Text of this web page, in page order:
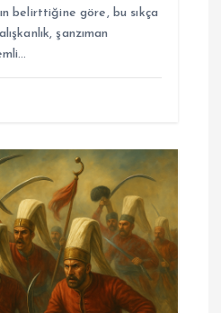
belirttiğine göre, bu sıkça
şanzıman